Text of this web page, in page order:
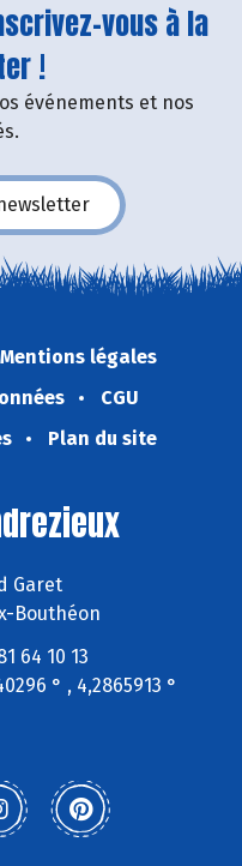
vous à la
!
événements et nos
Mentions légales
CGU
Plan du site
Garet
Bouthéon
64 10 13
° , 4,2865913 °